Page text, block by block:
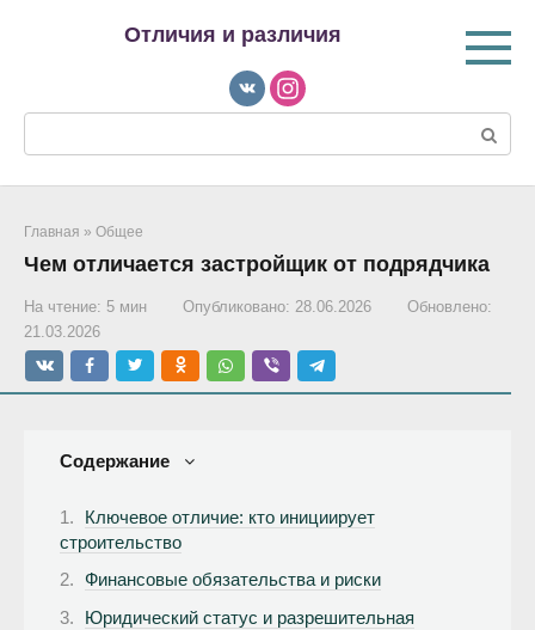
Отличия и различия
Главная » Общее
Чем отличается застройщик от подрядчика
На чтение: 5 мин Опубликовано: 28.06.2026
Обновлено:
21.03.2026
Содержание
Ключевое отличие: кто инициирует
строительство
Финансовые обязательства и риски
Юридический статус и разрешительная